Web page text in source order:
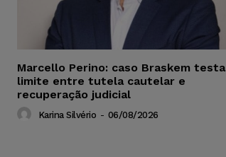
Marcello Perino: caso Braskem testa
limite entre tutela cautelar e
recuperação judicial
Karina Silvério - 06/08/2026